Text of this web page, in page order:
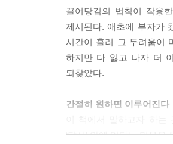
끌어당김의 법칙이 작용
제시된다. 애초에 부자가
시간이 흘러 그 두려움이
하지만 다 잃고 나자 더
되찾았다.
간절히 원하면 이루어진다
‘당신’ 안에 있다는 믿음